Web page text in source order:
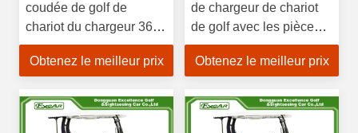
coudée de golf de
chariot du chargeur 36V
et 48V électrique
d'accessoires pour la
101643301 de club
Obtenez le meilleur prix
de chargeur de chariot
de golf avec les pièces
DS de voiture de club de
câbles 101802101
Obtenez le meilleur prix